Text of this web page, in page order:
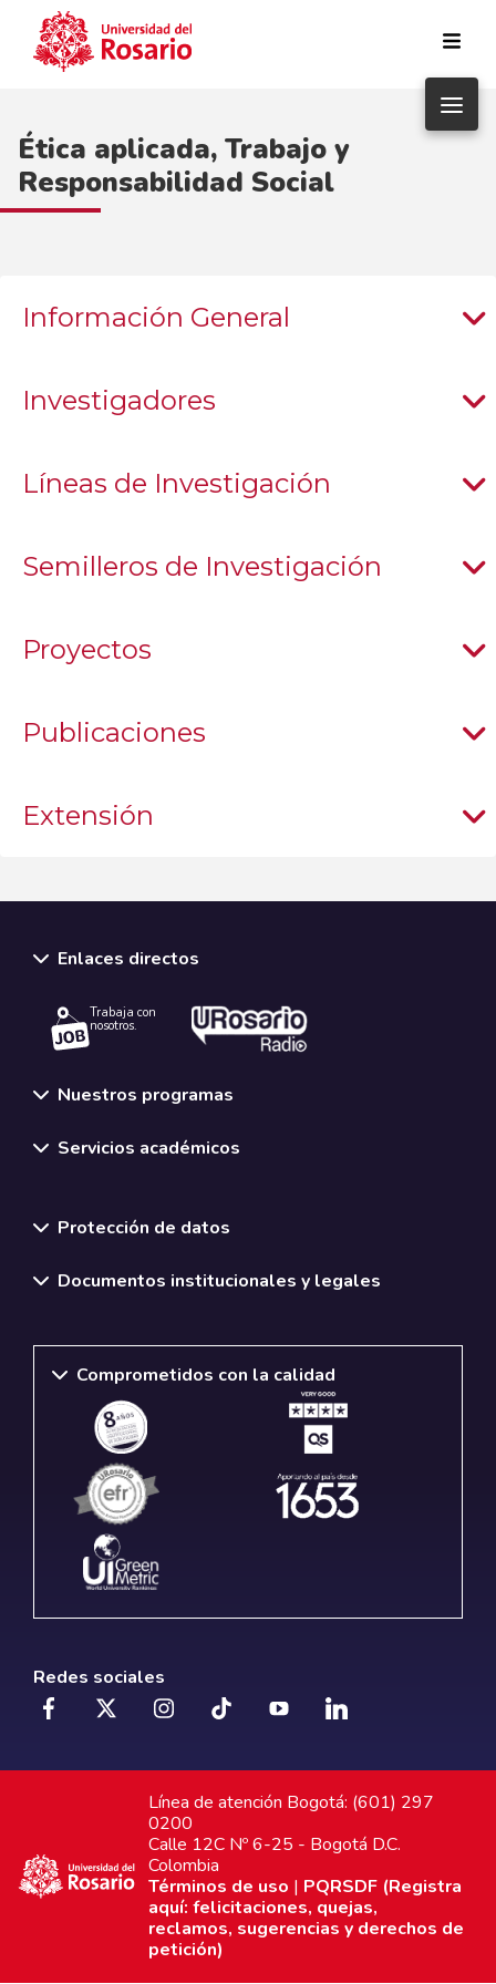
Ética aplicada, Trabajo y
Responsabilidad Social
Información General
Investigadores
Líneas de Investigación
Semilleros de Investigación
Proyectos
Publicaciones
Extensión
Enlaces directos
Trabaja con
nosotros.
Nuestros programas
Servicios académicos
Protección de datos
Documentos institucionales y legales
Comprometidos con la calidad
Redes sociales
Línea de atención Bogotá: (601) 297
0200
Calle 12C Nº 6-25 - Bogotá D.C.
Colombia
Términos de uso | PQRSDF (Registra
aquí: felicitaciones, quejas,
reclamos, sugerencias y derechos de
petición)